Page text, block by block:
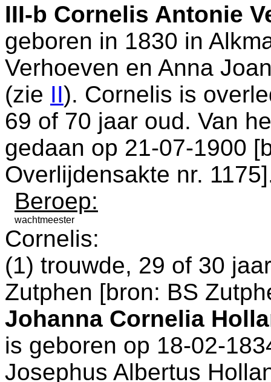
III-b Cornelis Antonie
geboren in 1830 in
Verhoeven en Anna
(zie II). Cornelis is
69 of 70 jaar oud. Van
gedaan op 21-07-1900 [
Overlijdensakte nr. 1175
Beroep:
wachtmeester
Cornelis:
(1) trouwde, 29 of 30
Zutphen [bron: BS
Johanna Cornelia
is geboren op 18-02-
Josephus Albertus